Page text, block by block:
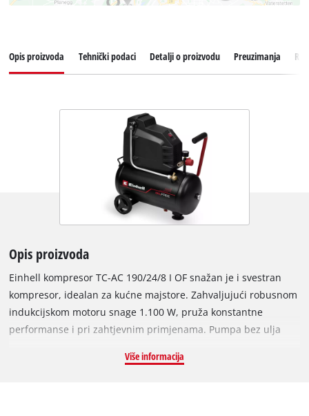
Opis proizvoda Tehnički podaci Detalji o proizvodu Preuzimanja
Opis proizvoda
Einhell kompresor TC-AC 190/24/8 I OF snažan je i svestran
kompresor, idealan za kućne majstore. Zahvaljujući robusnom
indukcijskom motoru snage 1.100 W, pruža konstantne
performanse i pri zahtjevnim primjenama. Pumpa bez ulja
190 l/min. Isporučna snaga pri 4 bar iznosi 75 l/min, što
Više informacija